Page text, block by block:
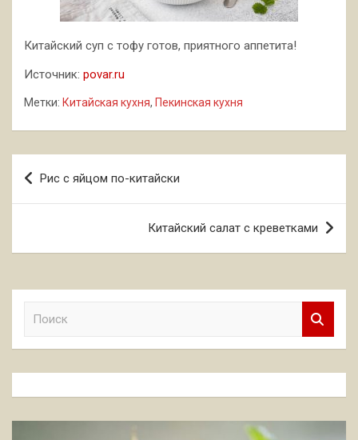
Китайский суп с тофу готов, приятного аппетита!
Источник: povar.ru
Метки: Китайская кухня, Пекинская кухня
Навигация
по
Рис с яйцом по-китайски
Китайский салат с креветками
к